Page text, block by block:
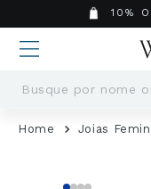
10%
Busque por nome
Joias
Termos mais